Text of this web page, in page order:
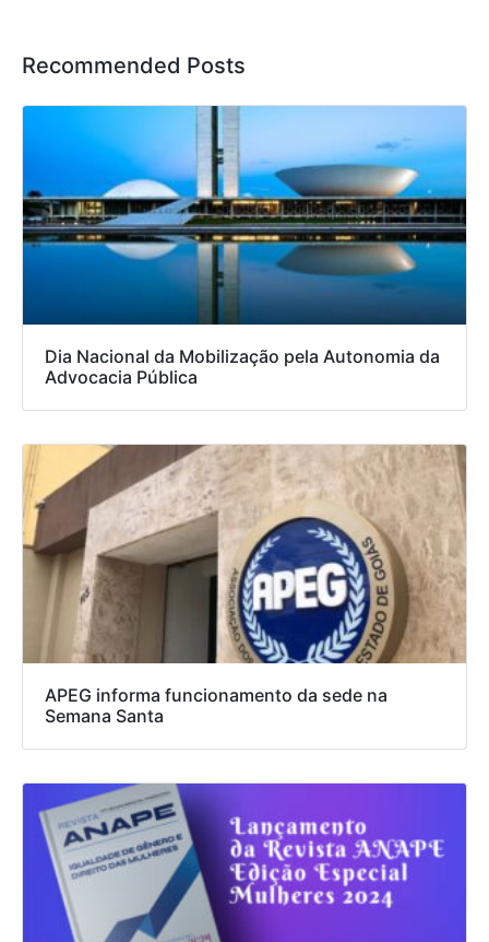
Recommended Posts
Dia Nacional da Mobilização pela Autonomia da
Advocacia Pública
APEG informa funcionamento da sede na
Semana Santa